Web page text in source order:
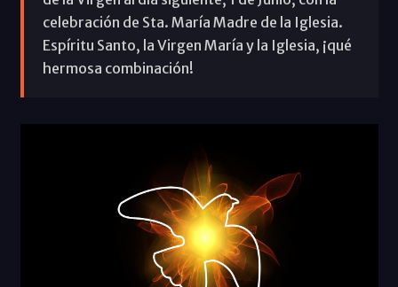
celebración de Sta. María Madre de la Iglesia.
Espíritu Santo, la Virgen María y la Iglesia, ¡qué
hermosa combinación!